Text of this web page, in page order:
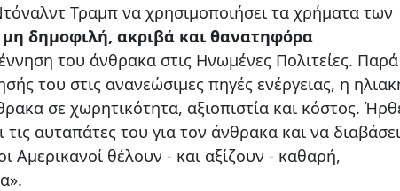
Τραμπ να χρησιμοποιήσει τα χρήματα των
δημοφιλή, ακριβά και θανατηφόρα
του άνθρακα στις Ηνωμένες Πολιτείες. Παρά
του στις ανανεώσιμες πηγές ενέργειας, η
σε χωρητικότητα, αξιοπιστία και κόστος.
αυταπάτες του για τον άνθρακα και να διαβάσει
Αμερικανοί θέλουν - και αξίζουν - καθαρή,